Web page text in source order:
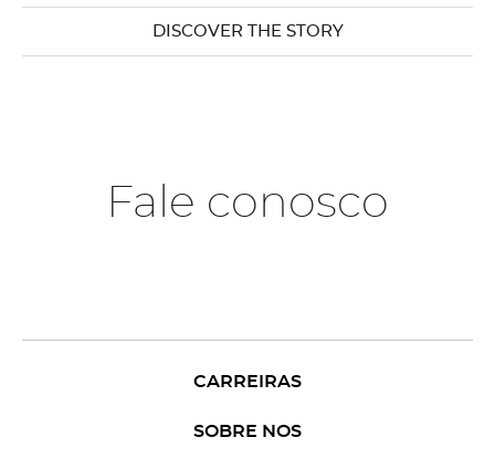
DISCOVER THE STORY
Fale conosco
CARREIRAS
SOBRE NOS